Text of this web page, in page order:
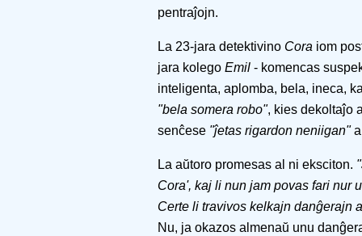
pentraĵojn.
La 23-jara detektivino Cora iom
jara kolego Emil - komencas
inteligenta, aplomba, bela, ineca,
"bela somera robo", kies dekoltaĵo
senĉese "ĵetas rigardon neniigan"
La aŭtoro promesas al ni eksciton.
Cora', kaj li nun jam povas fari nur
Certe li travivos kelkajn danĝerajn
Nu, ja okazos almenaŭ unu